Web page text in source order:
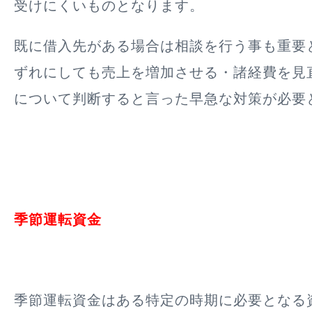
受けにくいものとなります。
既に借入先がある場合は相談を行う事も重
ずれにしても売上を増加させる・諸経費を見
について判断すると言った早急な対策が必
季節運転資金
季節運転資金はある特定の時期に必要となる